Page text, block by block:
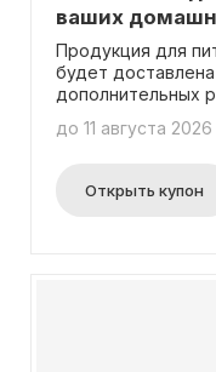
ваших
Продукция для
будет
дополнительных
добавки для
другое. Не
до 11 августа 2026
Открыть купон